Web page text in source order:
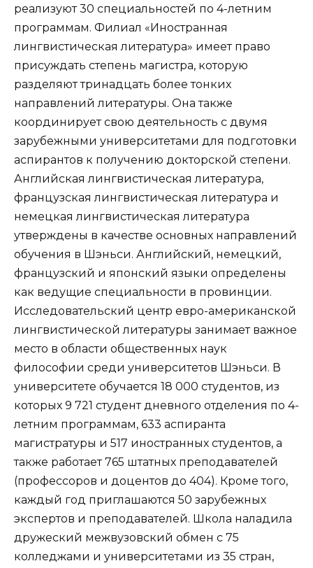
реализуют 30 специальностей по 4-летним
программам. Филиал «Иностранная
лингвистическая литература» имеет право
присуждать степень магистра, которую
разделяют тринадцать более тонких
направлений литературы. Она также
координирует свою деятельность с двумя
зарубежными университетами для подготовки
аспирантов к получению докторской степени.
Английская лингвистическая литература,
французская лингвистическая литература и
немецкая лингвистическая литература
утверждены в качестве основных направлений
обучения в Шэньси. Английский, немецкий,
французский и японский языки определены
как ведущие специальности в провинции.
Исследовательский центр евро-американской
лингвистической литературы занимает важное
место в области общественных наук
философии среди университетов Шэньси. В
университете обучается 18 000 студентов, из
которых 9 721 студент дневного отделения по 4-
летним программам, 633 аспиранта
магистратуры и 517 иностранных студентов, а
также работает 765 штатных преподавателей
(профессоров и доцентов до 404). Кроме того,
каждый год приглашаются 50 зарубежных
экспертов и преподавателей. Школа наладила
дружеский межвузовский обмен с 75
колледжами и университетами из 35 стран,